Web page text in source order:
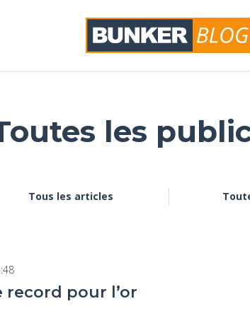
les
Tous les articles
record pour l’or